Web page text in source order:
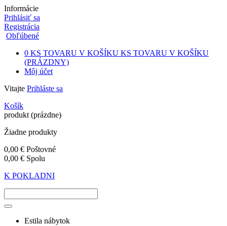
Informácie
Prihlásiť sa
Registrácia
Obľúbené
0 KS TOVARU V KOŠÍKU KS TOVARU V KOŠÍKU
(PRÁZDNY)
Môj účet
Vitajte Prihláste sa
Košík
produkt (prázdne)
Žiadne produkty
0,00 € Poštovné
0,00 € Spolu
K POKLADNI
Estila nábytok